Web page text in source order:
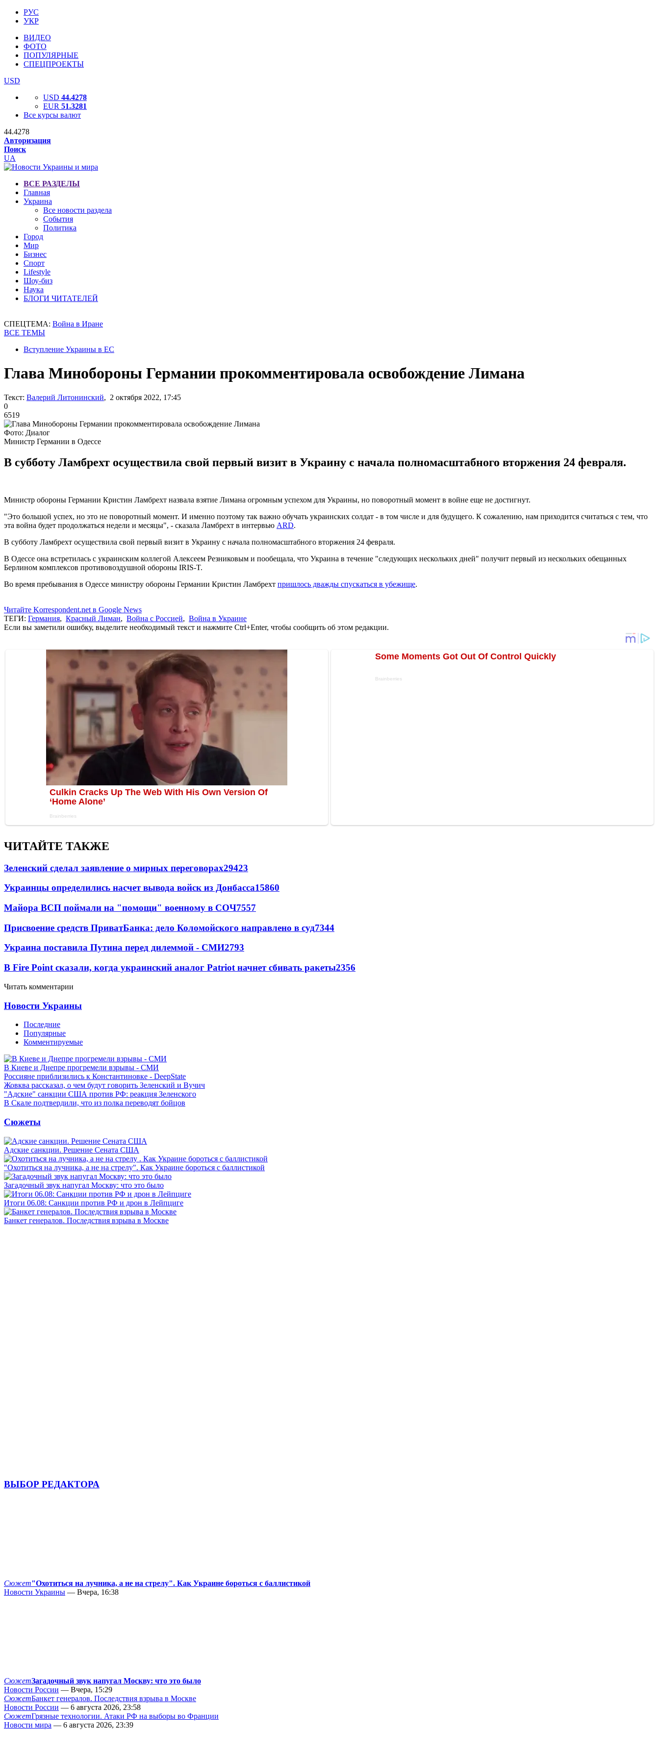
РУС
УКР
ВИДЕО
ФОТО
ПОПУЛЯРНЫЕ
СПЕЦПРОЕКТЫ
USD
USD 44.4278
EUR 51.3281
Все курсы валют
44.4278
Авторизация
Поиск
UA
ВСЕ РАЗДЕЛЫ
Главная
Украина
Все новости раздела
События
Политика
Город
Мир
Бизнес
Спорт
Lifestyle
Шоу-биз
Наука
БЛОГИ ЧИТАТЕЛЕЙ
СПЕЦТЕМА: Война в Иране
ВСЕ ТЕМЫ
Вступление Украины в ЕС
Глава Минобороны Германии прокомментировала освобождение Лимана
Текст: Валерий Литонинский, 2 октября 2022, 17:45
0
6519
Фото: Диалог
Министр Германии в Одессе
В субботу Ламбрехт осуществила свой первый визит в Украину с начала полномасштабного вторжения 24 февраля.
Министр обороны Германии Кристин Ламбрехт назвала взятие Лимана огромным успехом для Украины, но поворотный момент в войне еще не достигнут.
"Это большой успех, но это не поворотный момент. И именно поэтому так важно обучать украинских солдат - в том числе и для будущего. К сожалению, нам приходится считаться с тем, что
эта война будет продолжаться недели и месяцы", - сказала Ламбрехт в интервью ARD.
В субботу Ламбрехт осуществила свой первый визит в Украину с начала полномасштабного вторжения 24 февраля.
В Одессе она встретилась с украинским коллегой Алексеем Резниковым и пообещала, что Украина в течение "следующих нескольких дней" получит первый из нескольких обещанных
Берлином комплексов противовоздушной обороны IRIS-T.
Во время пребывания в Одессе министру обороны Германии Кристин Ламбрехт пришлось дважды спускаться в убежище.
Читайте Korrespondent.net в Google News
ТЕГИ: Германия, Красный Лиман, Война с Россией, Война в Украине
Если вы заметили ошибку, выделите необходимый текст и нажмите Ctrl+Enter, чтобы сообщить об этом редакции.
ЧИТАЙТЕ ТАКЖЕ
Зеленский сделал заявление о мирных переговорах29423
Украинцы определились насчет вывода войск из Донбасса15860
Майора ВСП поймали на "помощи" военному в СОЧ7557
Присвоение средств ПриватБанка: дело Коломойского направлено в суд7344
Украина поставила Путина перед дилеммой - СМИ2793
В Fire Point сказали, когда украинский аналог Patriot начнет сбивать ракеты2356
Читать комментарии
Новости Украины
Последние
Популярные
Комментируемые
В Киеве и Днепре прогремели взрывы - СМИ
Россияне приблизились к Константиновке - DeepState
Жовква рассказал, о чем будут говорить Зеленский и Вучич
"Адские" санкции США против РФ: реакция Зеленского
В Скале подтвердили, что из полка переводят бойцов
Сюжеты
Адские санкции. Решение Сената США
"Охотиться на лучника, а не на стрелу". Как Украине бороться с баллистикой
Загадочный звук напугал Москву: что это было
Итоги 06.08: Санкции против РФ и дрон в Лейпциге
Банкет генералов. Последствия взрыва в Москве
ВЫБОР РЕДАКТОРА
Сюжет"Охотиться на лучника, а не на стрелу". Как Украине бороться с баллистикой
Новости Украины — Вчера, 16:38
СюжетЗагадочный звук напугал Москву: что это было
Новости России — Вчера, 15:29
СюжетБанкет генералов. Последствия взрыва в Москве
Новости России — 6 августа 2026, 23:58
СюжетГрязные технологии. Атаки РФ на выборы во Франции
Новости мира — 6 августа 2026, 23:39